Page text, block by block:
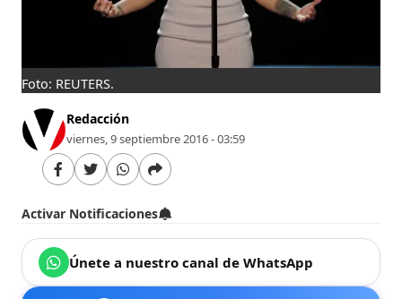
Foto: REUTERS.
Redacción
viernes, 9 septiembre 2016 - 03:59
Activar Notificaciones
Únete a nuestro canal de WhatsApp